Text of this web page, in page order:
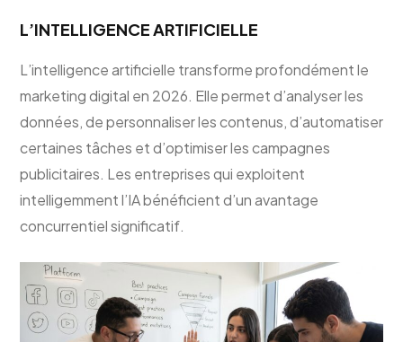
L’INTELLIGENCE ARTIFICIELLE
L’intelligence artificielle transforme profondément le
marketing digital en 2026. Elle permet d’analyser les
données, de personnaliser les contenus, d’automatiser
certaines tâches et d’optimiser les campagnes
publicitaires. Les entreprises qui exploitent
intelligemment l’IA bénéficient d’un avantage
concurrentiel significatif.